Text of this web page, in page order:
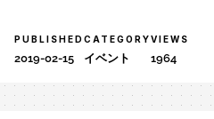
PUBLISHED
2019-02-15
CATEGORY
イベント
VIEWS
1964